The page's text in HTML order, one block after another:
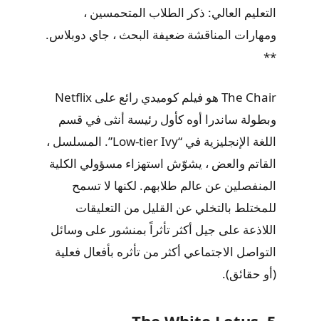
التعليم العالي: ذكر الطلاب المتحمسين ،
ومهارات المناقشة ضعيفة البحث ، جاي دوبلاس.
**
The Chair هو فيلم كوميدي رائع على Netflix
وبطولة ساندرا أوه كأول رئيسة أنثى في قسم
اللغة الإنجليزية في “Low-tier Ivy”. المسلسل ،
القاتم والعض ، يشوّش استهزاء مسؤولي الكلية
المنفصلين عن عالم طلابهم. لكنها لا تسمح
للمختلط بالتخلي عن القليل من التعليقات
اللاذعة على جيل أكثر تأثراً بمنشور على وسائل
التواصل الاجتماعي أكثر من تأثره بأفعال فعلية
(أو حقائق).